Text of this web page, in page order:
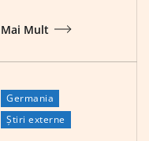
Mai Mult
Germania
Știri externe